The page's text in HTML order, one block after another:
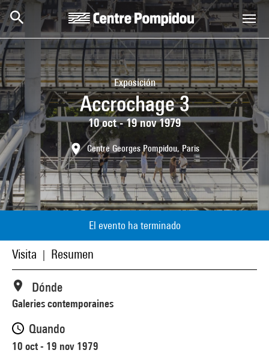
Skip to main content
Centre Pompidou
Exposición
Accrochage 3
10 oct - 19 nov 1979
Centre Georges Pompidou, Paris
El evento ha terminado
Visita Resumen
Dónde
Galeries contemporaines
Quando
10 oct - 19 nov 1979